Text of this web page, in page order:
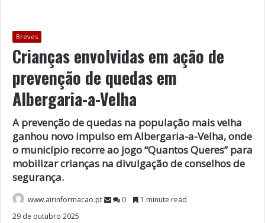
Breves
Crianças envolvidas em ação de
prevenção de quedas em
Albergaria-a-Velha
A prevenção de quedas na população mais velha
ganhou novo impulso em Albergaria-a-Velha, onde
o município recorre ao jogo “Quantos Queres” para
mobilizar crianças na divulgação de conselhos de
segurança.
www.airinformacao.pt 0
1 minute read
29 de outubro 2025